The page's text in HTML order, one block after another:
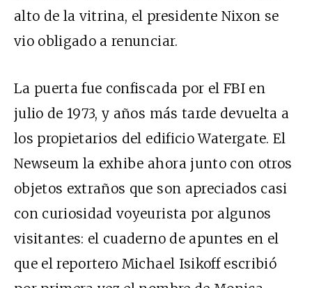
alto de la vitrina, el presidente Nixon se
vio obligado a renunciar.
La puerta fue confiscada por el FBI en
julio de 1973, y años más tarde devuelta a
los propietarios del edificio Watergate. El
Newseum la exhibe ahora junto con otros
objetos extraños que son apreciados casi
con curiosidad voyeurista por algunos
visitantes: el cuaderno de apuntes en el
que el reportero Michael Isikoff escribió